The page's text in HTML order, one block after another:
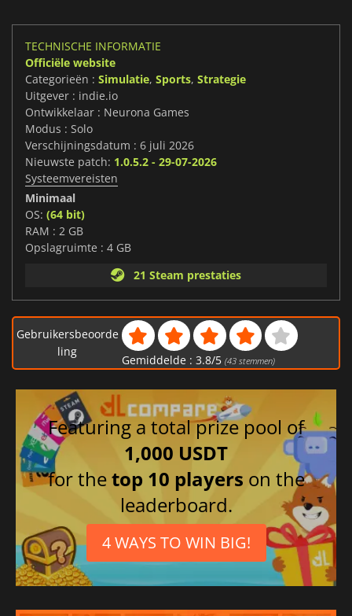
TECHNISCHE INFORMATIE
Officiële website
Categorieën : Simulatie, Sports, Strategie
Uitgever : indie.io
Ontwikkelaar : Neurona Games
Modus : Solo
Verschijningsdatum : 6 juli 2026
Nieuwste patch: 1.0.5.2 - 29-07-2026
Systeemvereisten
Minimaal
OS: (64 bit)
RAM : 2 GB
Opslagruimte : 4 GB
21 Steam prestaties
Gebruikersbeoorde
ling
Gemiddelde : 3.8/5 (43stemmen)
Featuring a total prize pool of
1,000 USDT
for thetop 10 players on the
leaderboard.
4 WAYS TO WIN BIG!